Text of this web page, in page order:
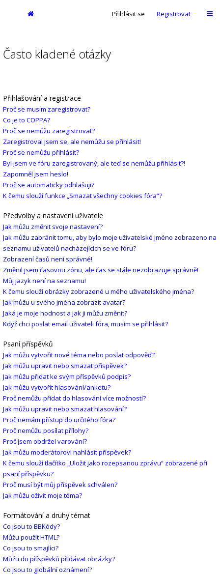
Přihlásit se Registrovat
Často kladené otázky
Přihlašování a registrace
Proč se musím zaregistrovat?
Co je to COPPA?
Proč se nemůžu zaregistrovat?
Zaregistroval jsem se, ale nemůžu se přihlásit!
Proč se nemůžu přihlásit?
Byl jsem ve fóru zaregistrovaný, ale teď se nemůžu přihlásit?!
Zapomněl jsem heslo!
Proč se automaticky odhlašuji?
K čemu slouží funkce „Smazat všechny cookies fóra“?
Předvolby a nastavení uživatele
Jak můžu změnit svoje nastavení?
Jak můžu zabránit tomu, aby bylo moje uživatelské jméno zobrazeno na
seznamu uživatelů nacházejících se ve fóru?
Zobrazení časů není správné!
Změnil jsem časovou zónu, ale čas se stále nezobrazuje správně!
Můj jazyk není na seznamu!
K čemu slouží obrázky zobrazené u mého uživatelského jména?
Jak můžu u svého jména zobrazit avatar?
Jaká je moje hodnost a jak ji můžu změnit?
Když chci poslat email uživateli fóra, musím se přihlásit?
Psaní příspěvků
Jak můžu vytvořit nové téma nebo poslat odpověď?
Jak můžu upravit nebo smazat příspěvek?
Jak můžu přidat ke svým příspěvků podpis?
Jak můžu vytvořit hlasování/anketu?
Proč nemůžu přidat do hlasování více možností?
Jak můžu upravit nebo smazat hlasování?
Proč nemám přístup do určitého fóra?
Proč nemůžu posílat přílohy?
Proč jsem obdržel varování?
Jak můžu moderátorovi nahlásit příspěvek?
K čemu slouží tlačítko „Uložit jako rozepsanou zprávu“ zobrazené při
psaní příspěvku?
Proč musí být můj příspěvek schválen?
Jak můžu oživit moje téma?
Formátování a druhy témat
Co jsou to BBKódy?
Můžu použít HTML?
Co jsou to smajlíci?
Můžu do příspěvků přidávat obrázky?
Co jsou to globální oznámení?